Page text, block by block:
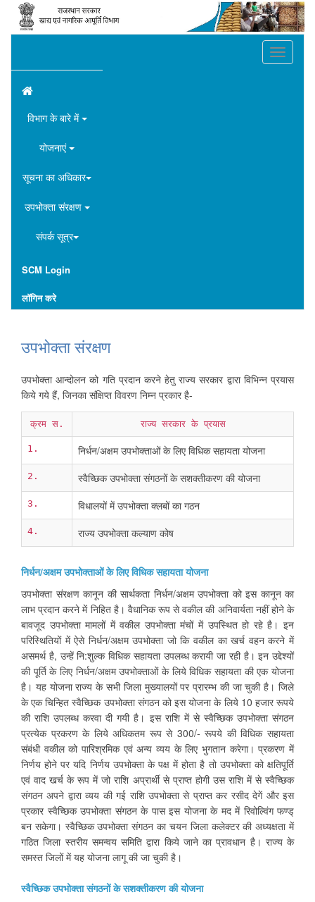
Toggle
navigation
विभाग के बारे में
योजनाएं
सूचना का अधिकार
उपभोक्ता संरक्षण
संपर्क सूत्र
SCM Login
लॉगिन करे
उपभोक्ता संरक्षण
उपभोक्ता आन्दोलन को गति प्रदान करने हेतु राज्य सरकार द्वारा विभिन्न प्रयास
किये गये हैं, जिनका संक्षिप्त विवरण निम्न प्रकार है-
क्रम स. राज्य सरकार के प्रयास
1. निर्धन/अक्षम उपभोक्ताओं के लिए विधिक सहायता योजना
2. स्वैच्छिक उपभोक्ता संगठनों के सशक्तीकरण की योजना
3. विधालयों में उपभोक्ता क्लबों का गठन
4. राज्य उपभोक्ता कल्याण कोष
निर्धन/अक्षम उपभोक्ताओं के लिए विधिक सहायता योजना
उपभोक्ता संरक्षण कानून की सार्थकता निर्धन/अक्षम उपभोक्ता को इस कानून का
लाभ प्रदान करने में निहित है। वैधानिक रूप से वकील की अनिवार्यता नहीं होने के
बावजूद उपभोक्ता मामलों में वकील उपभोक्ता मंचों में उपस्थित हो रहे है। इन
परिस्थितियों में ऐसे निर्धन/अक्षम उपभोक्ता जो कि वकील का खर्च वहन करने में
असमर्थ है, उन्हें नि:शुल्क विधिक सहायता उपलब्ध करायी जा रही है। इन उद्देश्यों
की पूर्ति के लिए निर्धन/अक्षम उपभोक्ताओं के लिये विधिक सहायता की एक योजना
है। यह योजना राज्य के सभी जिला मुख्यालयों पर प्रारम्भ की जा चुकी है। जिले
के एक चिन्हित स्वैच्छिक उपभोक्ता संगठन को इस योजना के लिये 10 हजार रूपये
की राशि उपलब्‍ध करवा दी गयी है। इस राशि में से स्वैच्छिक उपभोक्ता संगठन
प्रत्येक प्रकरण के लिये अधिकतम रूप से 300/- रूपये की विधिक सहायता
संबंधी वकील को पारिश्रमिक एवं अन्य व्यय के लिए भुगतान करेगा। प्रकरण में
निर्णय होने पर यदि निर्णय उपभोक्ता के पक्ष में होता है तो उपभोक्ता को क्षतिपूर्ति
एवं वाद खर्च के रूप में जो राशि अप्रार्थी से प्राप्त होगी उस राशि में से स्वैच्छिक
संगठन अपने द्वारा व्यय की गई राशि उपभोक्ता से प्राप्त कर रसीद देगें और इस
प्रकार स्वैच्छिक उपभोक्ता संगठन के पास इस योजना के मद में रिवोल्विंग फण्ड्
बन सकेगा। स्वैच्छिक उपभोक्ता संगठन का चयन जिला कलेक्टर की अध्यक्षता में
गठित जिला स्तरीय समन्वय समिति द्वारा किये जाने का प्रावधान है। राज्य के
समस्त‍ जिलों में यह योजना लागू की जा चुकी है।
स्वैच्छिक उपभोक्ता संगठनों के सशक्तीकरण की योजना